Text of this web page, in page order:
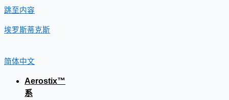
跳至内容
埃罗斯蒂克斯
简体中文
Aerostix™
系